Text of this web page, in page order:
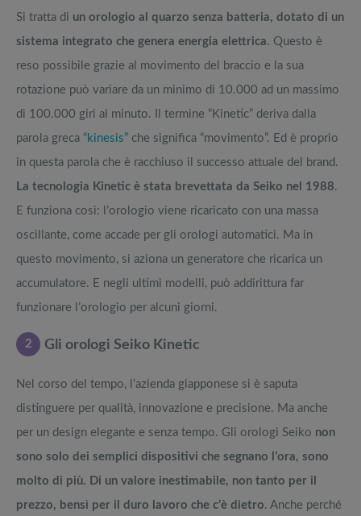
Si tratta di un orologio al quarzo senza batteria, dotato di un
sistema integrato che genera energia elettrica. Questo è
reso possibile grazie al movimento del braccio e la sua
rotazione può variare da un minimo di 10.000 ad un massimo
di 100.000 giri al minuto. Il termine “Kinetic” deriva dalla
parola greca “kinesis” che significa “movimento”. Ed è proprio
in questa parola che è racchiuso il successo attuale del brand.
La tecnologia Kinetic è stata brevettata da Seiko nel 1988.
E funziona così: l’orologio viene ricaricato con una massa
oscillante, come accade per gli orologi automatici. Ma in
questo movimento, si aziona un generatore che ricarica un
accumulatore. E negli ultimi modelli, può addirittura far
funzionare l’orologio per alcuni giorni.
2 Gli orologi Seiko Kinetic
Nel corso del tempo, l’azienda giapponese si è saputa
distinguere per qualità, innovazione e precisione. Ma anche
per un design elegante e senza tempo. Gli orologi Seiko non
sono solo dei semplici dispositivi che segnano l’ora, sono
molto di più. Di un valore inestimabile, non tanto per il
prezzo, bensì per il duro lavoro che c’è dietro. Anche perché